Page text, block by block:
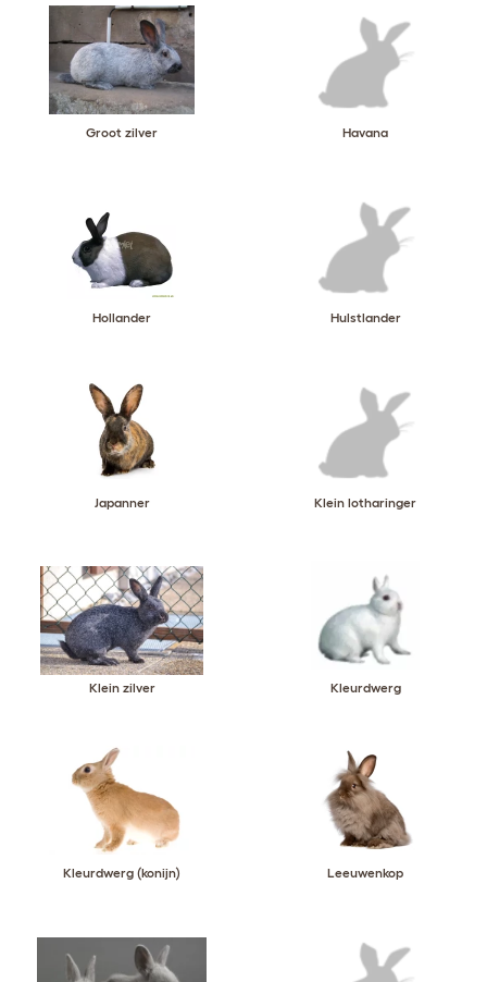
Groot zilver Havana
Hollander Hulstlander
Japanner Klein lotharinger
Klein zilver Kleurdwerg
Kleurdwerg (konijn) Leeuwenkop